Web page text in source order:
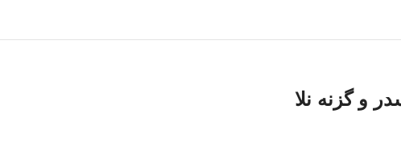
و گزنه نلا